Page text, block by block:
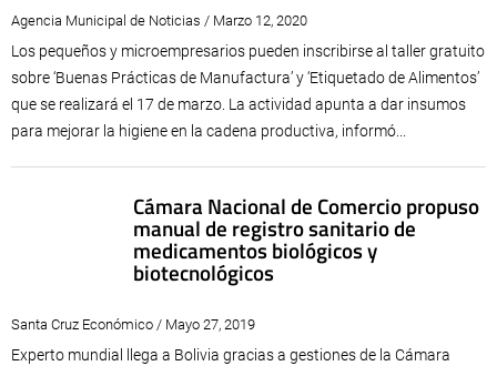
Agencia Municipal de Noticias / Marzo 12, 2020
Los pequeños y microempresarios pueden inscribirse al taller gratuito
sobre ‘Buenas Prácticas de Manufactura’ y ‘Etiquetado de Alimentos’
que se realizará el 17 de marzo. La actividad apunta a dar insumos
para mejorar la higiene en la cadena productiva, informó...
Cámara Nacional de Comercio propuso
manual de registro sanitario de
medicamentos biológicos y
biotecnológicos
Santa Cruz Económico / Mayo 27, 2019
Experto mundial llega a Bolivia gracias a gestiones de la Cámara